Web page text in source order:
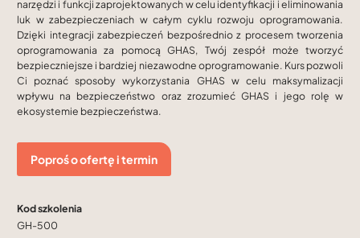
narzędzi i funkcji zaprojektowanych w celu identyfikacji i eliminowania
luk w zabezpieczeniach w całym cyklu rozwoju oprogramowania.
Dzięki integracji zabezpieczeń bezpośrednio z procesem tworzenia
oprogramowania za pomocą GHAS, Twój zespół może tworzyć
bezpieczniejsze i bardziej niezawodne oprogramowanie. Kurs pozwoli
Ci poznać sposoby wykorzystania GHAS w celu maksymalizacji
wpływu na bezpieczeństwo oraz zrozumieć GHAS i jego rolę w
ekosystemie bezpieczeństwa.
Poproś o ofertę i termin
Kod szkolenia
GH-500